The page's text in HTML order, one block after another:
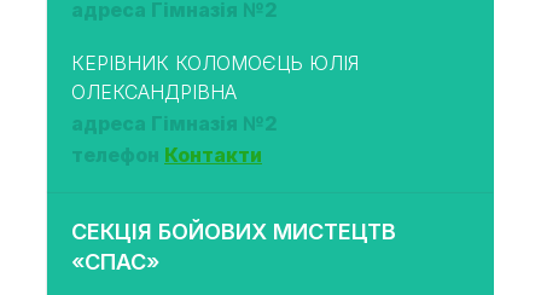
адреса Гімназія №2
КЕРІВНИК КОЛОМОЄЦЬ ЮЛІЯ
ОЛЕКСАНДРІВНА
адреса Гімназія №2
телефон Контакти
СЕКЦІЯ БОЙОВИХ МИСТЕЦТВ
«СПАС»